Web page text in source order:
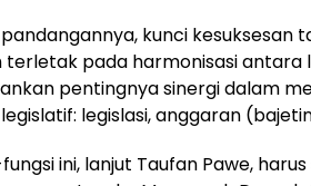
kunci kesuksesan
terletak pada harmonisasi antara
pentingnya sinergi dalam
legislasi, anggaran
ini, lanjut Taufan Pawe,